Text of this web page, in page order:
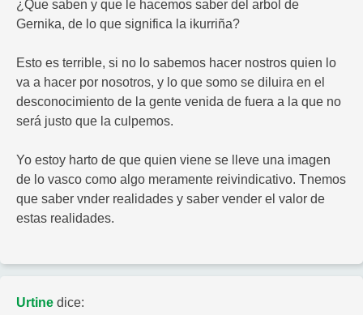
¿Que saben y que le hacemos saber del arbol de
Gernika, de lo que significa la ikurriña?
Esto es terrible, si no lo sabemos hacer nostros quien lo
va a hacer por nosotros, y lo que somo se diluira en el
desconocimiento de la gente venida de fuera a la que no
será justo que la culpemos.
Yo estoy harto de que quien viene se lleve una imagen
de lo vasco como algo meramente reivindicativo. Tnemos
que saber vnder realidades y saber vender el valor de
estas realidades.
Urtine dice: